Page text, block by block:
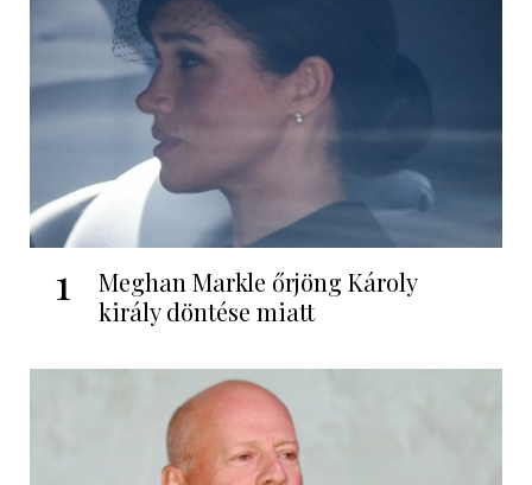
1
Meghan Markle őrjöng Károly
király döntése miatt